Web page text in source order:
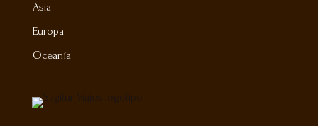
Asia
Europa
Oceanía